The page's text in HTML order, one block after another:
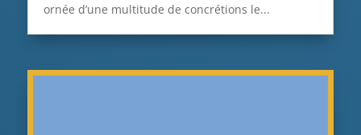
ornée d’une multitude de concrétions le...